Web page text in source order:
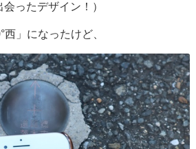
会ったデザイン！）
」になったけど、